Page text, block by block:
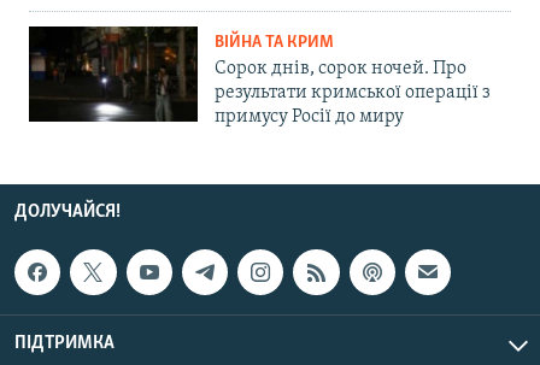
ВІЙНА ТА КРИМ
Сорок днів, сорок ночей. Про
результати кримської операції з
примусу Росії до миру
ДОЛУЧАЙСЯ!
ПІДТРИМКА